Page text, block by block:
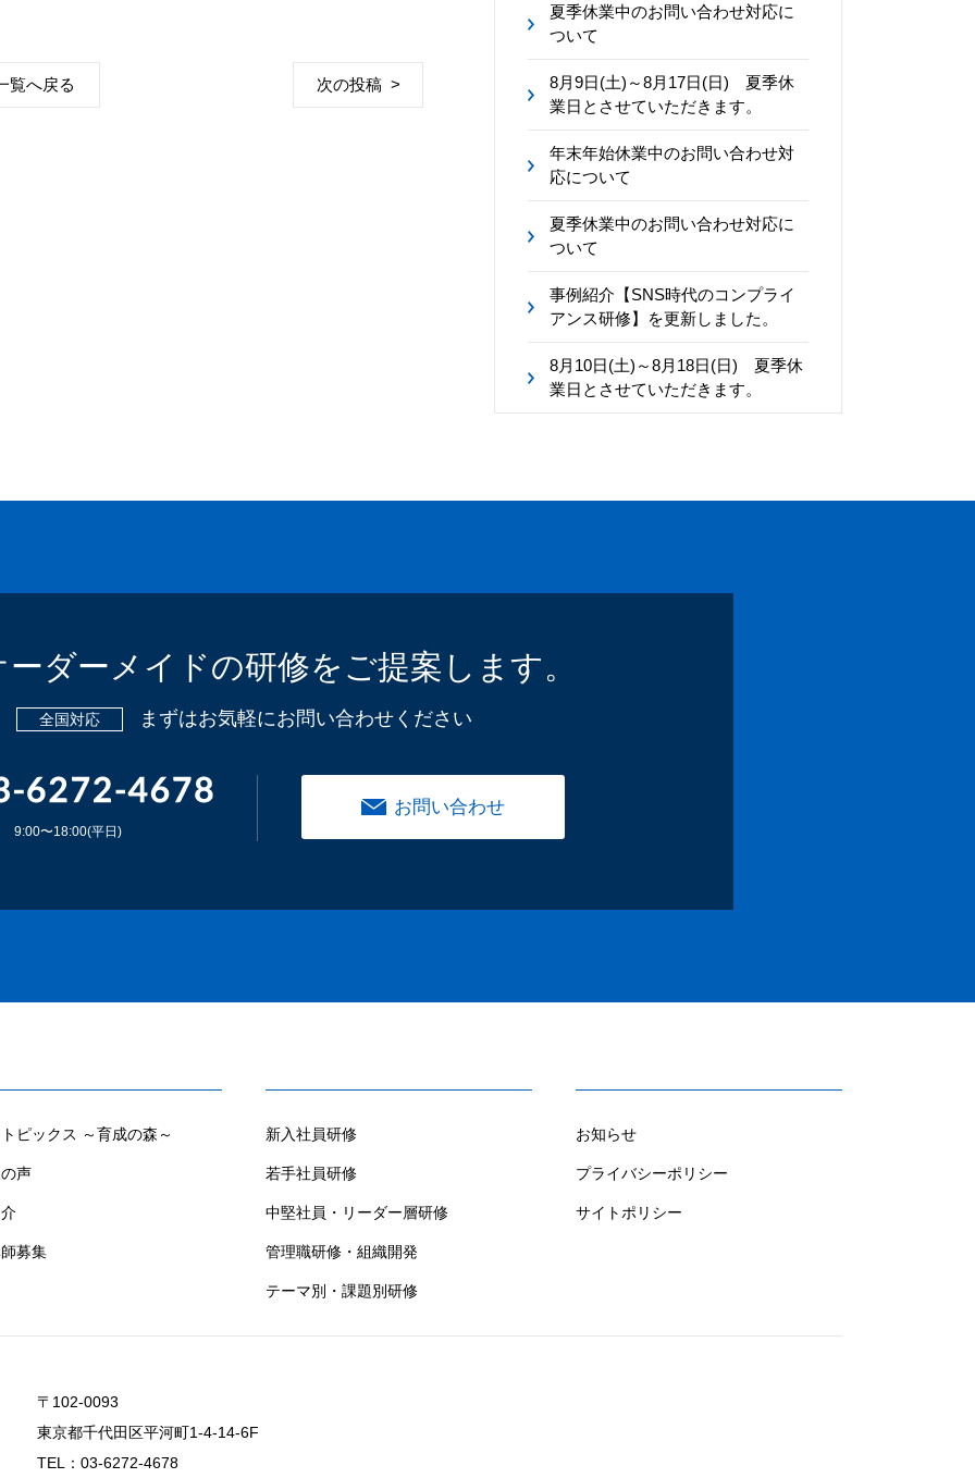
覧へ戻る 次の投稿 >
夏季休業中のお問い合わせ対応に
ついて
8月9日(土)～8月17日(日) 夏季休
業日とさせていただきます。
年末年始休業中のお問い合わせ対
応について
夏季休業中のお問い合わせ対応に
ついて
事例紹介【SNS時代のコンプライ
アンス研修】を更新しました。
8月10日(土)～8月18日(日) 夏季休
業日とさせていただきます。
ーダーメイドの研修をご提案します。
全国対応 まずはお気軽にお問い合わせください
9:00〜18:00(平日)
お問い合わせ
ピックス ～育成の森～
声
募集
新入社員研修
若手社員研修
中堅社員・リーダー層研修
管理職研修・組織開発
テーマ別・課題別研修
お知らせ
プライバシーポリシー
サイトポリシー
〒102-0093
東京都千代田区平河町1-4-14-6F
TEL： 03-6272-4678